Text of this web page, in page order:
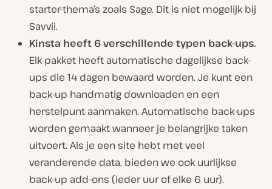
starter-thema’s zoals Sage. Dit is niet mogelijk bij
Savvii.
Kinsta heeft 6 verschillende typen back-ups.
Elk pakket heeft automatische dagelijkse back-
ups die 14 dagen bewaard worden. Je kunt een
back-up handmatig downloaden en een
herstelpunt aanmaken. Automatische back-ups
worden gemaakt wanneer je belangrijke taken
uitvoert. Als je een site hebt met veel
veranderende data, bieden we ook uurlijkse
back-up add-ons (ieder uur of elke 6 uur).